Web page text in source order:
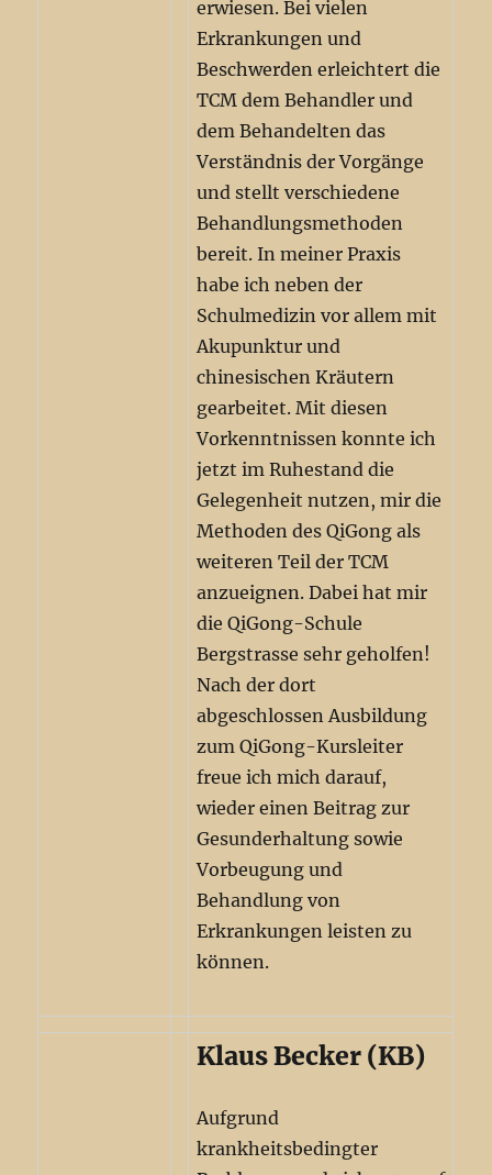
erwiesen. Bei vielen
Erkrankungen und
Beschwerden erleichtert die
TCM dem Behandler und
dem Behandelten das
Verständnis der Vorgänge
und stellt verschiedene
Behandlungsmethoden
bereit. In meiner Praxis
habe ich neben der
Schulmedizin vor allem mit
Akupunktur und
chinesischen Kräutern
gearbeitet. Mit diesen
Vorkenntnissen konnte ich
jetzt im Ruhestand die
Gelegenheit nutzen, mir die
Methoden des QiGong als
weiteren Teil der TCM
anzueignen. Dabei hat mir
die QiGong-Schule
Bergstrasse sehr geholfen!
Nach der dort
abgeschlossen Ausbildung
zum QiGong-Kursleiter
freue ich mich darauf,
wieder einen Beitrag zur
Gesunderhaltung sowie
Vorbeugung und
Behandlung von
Erkrankungen leisten zu
können.
Klaus Becker (KB)
Aufgrund
krankheitsbedingter